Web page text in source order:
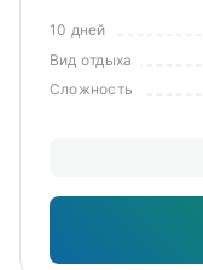
10 дней
Вид отдыха
Сложность